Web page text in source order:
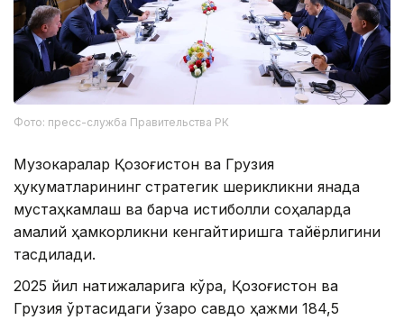
Фото: пресс-служба Правительства РК
Музокаралар Қозоғистон ва Грузия
ҳукуматларининг стратегик шерикликни янада
мустаҳкамлаш ва барча истиқболли соҳаларда
амалий ҳамкорликни кенгайтиришга тайёрлигини
тасдиқлади.
2025 йил натижаларига кўра, Қозоғистон ва
Грузия ўртасидаги ўзаро савдо ҳажми 184,5